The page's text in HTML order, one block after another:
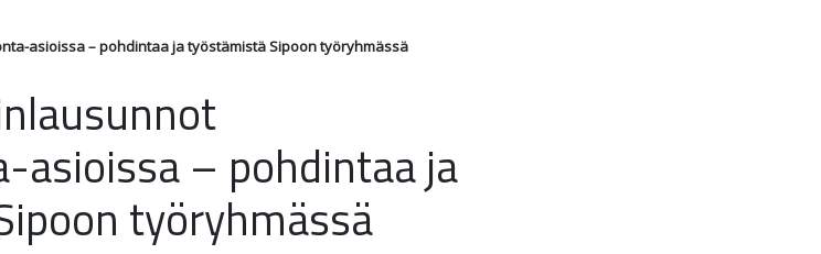
asioissa – pohdintaa ja työstämistä Sipoon työryhmässä
asioissa – pohdintaa ja
työryhmässä